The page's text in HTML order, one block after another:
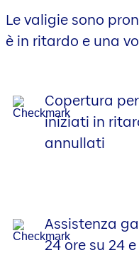
Le valigie sono
è in ritardo e una
Copertura
iniziati in
annullati
Assistenza
24 ore su 24